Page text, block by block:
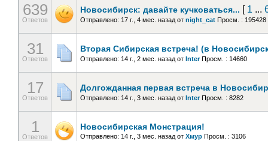
639
Ответов
Новосибирск: давайте кучковаться... [ 1 ...
Отправлено: 17 г., 4 мес. назад от night_cat Просм. : 195428
31
Ответов
Вторая Сибирская встреча! (в
Отправлено: 14 г., 2 мес. назад от Inter Просм. : 14660
17
Ответов
Долгожданная первая встреча в
Отправлено: 14 г., 3 мес. назад от Inter Просм. : 8282
1
Ответов
Новосибирская Монстрация!
Отправлено: 14 г., 3 мес. назад от Хмур Просм. : 3106